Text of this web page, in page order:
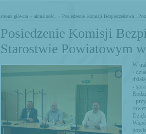
strona główna » aktualności » Posiedzenie Komisji Bezpieczeństwa i
Posiedzenie Komisji
Starostwie Powiatowym
W
-
-
-